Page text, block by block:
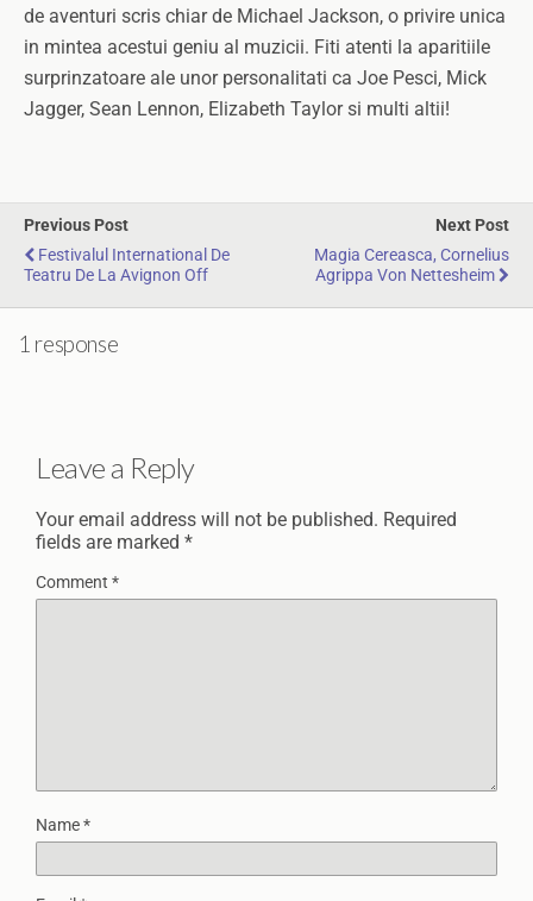
de aventuri scris chiar de Michael Jackson, o privire unica
in mintea acestui geniu al muzicii. Fiti atenti la aparitiile
surprinzatoare ale unor personalitati ca Joe Pesci, Mick
Jagger, Sean Lennon, Elizabeth Taylor si multi altii!
Previous Post
Festivalul International De
Teatru De La Avignon Off
Next Post
Magia Cereasca, Cornelius
Agrippa Von Nettesheim
1 response
Leave a Reply
Your email address will not be published. Required
fields are marked *
Comment *
Name*